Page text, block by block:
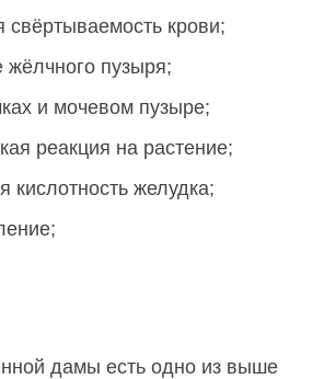
свёртываемость крови;
жёлчного пузыря;
и мочевом пузыре;
реакция на растение;
кислотность желудка;
дамы есть одно из выше